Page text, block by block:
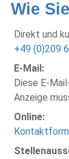
Wie
Direkt und
+49 (0)209
E-Mail:
Diese E-
Anzeige
Online: